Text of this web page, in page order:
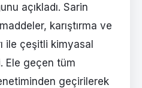
açıkladı. Sarin
karıştırma ve
ile çeşitli kimyasal
Ele geçen tüm
geçirilerek